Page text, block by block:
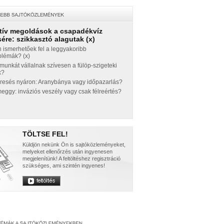
megoldások a csapadékvíz
szikkasztó alagutak (x)
ismerhetőek fel a leggyakoribb
(x)
vállalnak szívesen a fülöp-szigeteki
nyáron: Aranybánya vagy időpazarlás?
inváziós veszély vagy csak félreértés?
TÖLTSE FEL!
Küldjön nekünk Ön is sajtóközleményeket,
melyeket ellenőrzés után ingyenesen
megjelenítünk! A feltöltéshez regisztráció
szükséges, ami szintén ingyenes!